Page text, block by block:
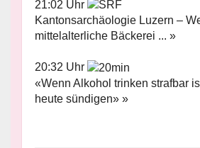
21:02 Uhr
Kantonsarchäologie Luzern –
mittelalterliche Bäckerei ... »
20:32 Uhr
«Wenn Alkohol trinken strafbar
heute sündigen» »